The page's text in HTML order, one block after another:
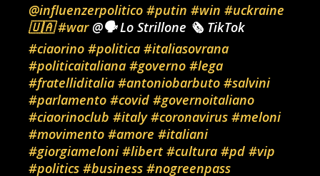
@influenzerpolitico #putin #win #uckraine
🇺🇦 #war@🗣️ Lo Strillone 🗞️ TikTok
#ciaorino #politica #italiasovrana
#politicaitaliana #governo #lega
#fratelliditalia #antoniobarbuto #salvini
#parlamento #covid #governoitaliano
#ciaorinoclub #italy #coronavirus #meloni
#movimento #amore #italiani
#giorgiameloni #libert #cultura #pd #vip
#politics #business #nogreenpass